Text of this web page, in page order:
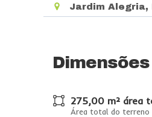
Jardim Alegria,
275,00 m² área
Área total do terreno